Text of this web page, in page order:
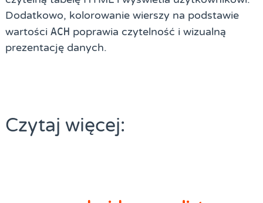
Dodatkowo, kolorowanie wierszy na podstawie
wartości ACH poprawia czytelność i wizualną
prezentację danych.
Czytaj więcej: